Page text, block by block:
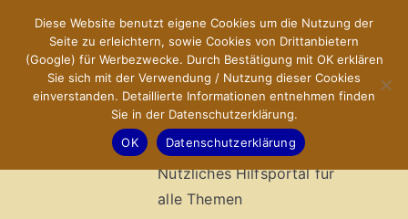
springen
X-Sites.de
–
Hilfsportal
Nützliches Hilfsportal für
alle Themen
Diese Website benutzt eigene Cookies um die Nutzung der
Seite zu erleichtern, sowie Cookies von Drittanbietern
(Google) für Werbezwecke. Durch Bestätigung mit OK erklären
Sie sich mit der Verwendung / Nutzung dieser Cookies
einverstanden. Detaillierte Informationen entnehmen finden
Sie in der Datenschutzerklärung.
OK
Datenschutzerklärung